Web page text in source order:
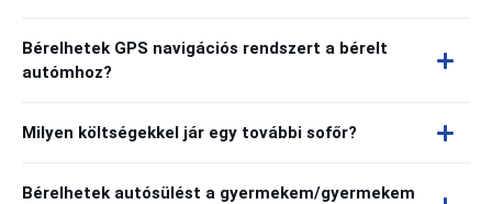
Bérelhetek GPS navigációs rendszert a bérelt
autómhoz?
Milyen költségekkel jár egy további sofőr?
Bérelhetek autósülést a gyermekem/gyermekem